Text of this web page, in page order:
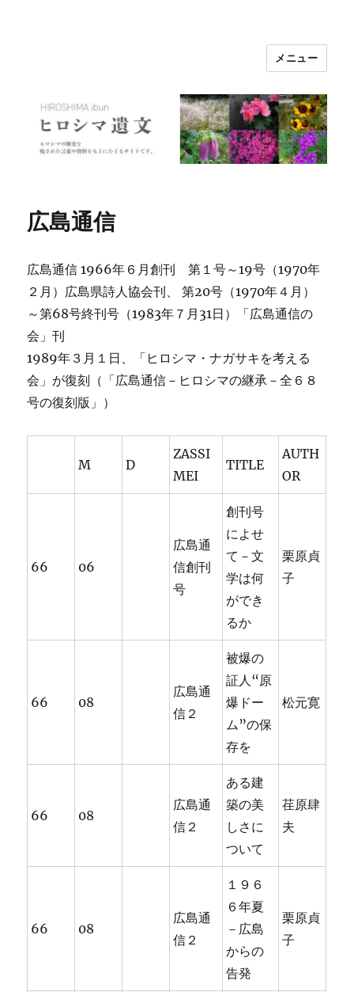
メニュー
広島通信
広島通信 1966年６月創刊 第１号～19号（1970年
２月）広島県詩人協会刊、 第20号（1970年４月）
～第68号終刊号（1983年７月31日）「広島通信の
会」刊
1989年３月１日、「ヒロシマ・ナガサキを考える
会」が復刻（「広島通信－ヒロシマの継承－全６８
号の復刻版」）
M D
ZASSI
MEI
TITLE
AUTH
OR
66 06
広島通
信創刊
号
創刊号
によせ
て－文
学は何
ができ
るか
栗原貞
子
66 08
広島通
信２
被爆の
証人“原
爆ドー
ム”の保
存を
松元寛
66 08
広島通
信２
ある建
築の美
しさに
ついて
荏原肆
夫
66 08
広島通
信２
１９６
６年夏
－広島
からの
告発
栗原貞
子